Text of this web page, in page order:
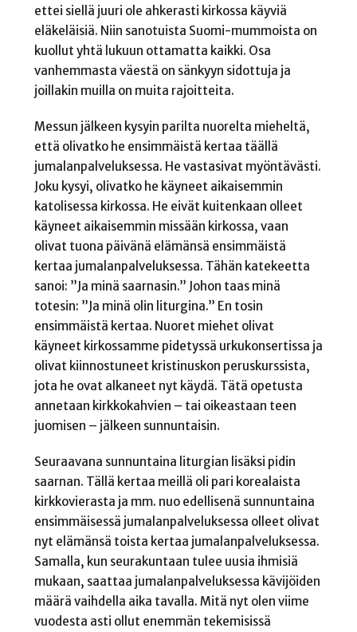
ettei siellä juuri ole ahkerasti kirkossa käyviä
eläkeläisiä. Niin sanotuista Suomi-mummoista on
kuollut yhtä lukuun ottamatta kaikki. Osa
vanhemmasta väestä on sänkyyn sidottuja ja
joillakin muilla on muita rajoitteita.
Messun jälkeen kysyin parilta nuorelta mieheltä,
että olivatko he ensimmäistä kertaa täällä
jumalanpalveluksessa. He vastasivat myöntävästi.
Joku kysyi, olivatko he käyneet aikaisemmin
katolisessa kirkossa. He eivät kuitenkaan olleet
käyneet aikaisemmin missään kirkossa, vaan
olivat tuona päivänä elämänsä ensimmäistä
kertaa jumalanpalveluksessa. Tähän katekeetta
sanoi: ”Ja minä saarnasin.” Johon taas minä
totesin: ”Ja minä olin liturgina.” En tosin
ensimmäistä kertaa. Nuoret miehet olivat
käyneet kirkossamme pidetyssä urkukonsertissa ja
olivat kiinnostuneet kristinuskon peruskurssista,
jota he ovat alkaneet nyt käydä. Tätä opetusta
annetaan kirkkokahvien – tai oikeastaan teen
juomisen – jälkeen sunnuntaisin.
Seuraavana sunnuntaina liturgian lisäksi pidin
saarnan. Tällä kertaa meillä oli pari korealaista
kirkkovierasta ja mm. nuo edellisenä sunnuntaina
ensimmäisessä jumalanpalveluksessa olleet olivat
nyt elämänsä toista kertaa jumalanpalveluksessa.
Samalla, kun seurakuntaan tulee uusia ihmisiä
mukaan, saattaa jumalanpalveluksessa kävijöiden
määrä vaihdella aika tavalla. Mitä nyt olen viime
vuodesta asti ollut enemmän tekemisissä